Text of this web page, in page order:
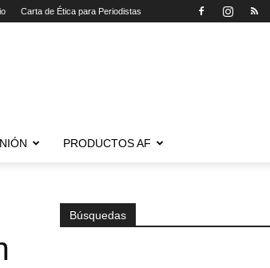
Carta de Ética para Periodistas
PRODUCTOS AF
Búsquedas